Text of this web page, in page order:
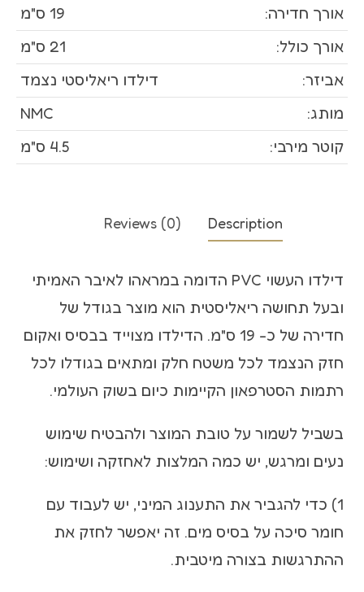
אורך חדירה:
19 ס"מ
אורך כולל:
21 ס"מ
אביזר:
דילדו ריאליסטי נצמד
מותג:
NMC
קוטר מירבי:
4.5 ס"מ
Description
Reviews (0)
דילדו העשוי PVC הדומה במראהו לאיבר האמיתי
ובעל תחושה ריאליסטית הוא מוצר בגודל של
חדירה של כ- 19 ס"מ. הדילדו מצוייד בבסיס ואקום
חזק הנצמד לכל משטח חלק ומתאים בגודלו לכל
רתמות הסטרפאון הקיימות כיום בשוק העולמי.
בשביל לשמור על טובת המוצר ולהבטיח שימוש
נעים ומרגש, יש כמה המלצות לאחזקה ושימוש:
1) כדי להגביר את התענוג המיני, יש לעבוד עם
חומר סיכה על בסיס מים. זה יאפשר לחזק את
ההתרגשות בצורה מיטבית.